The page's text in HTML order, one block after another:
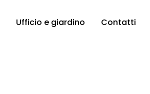
Ufficio e giardino Contatti